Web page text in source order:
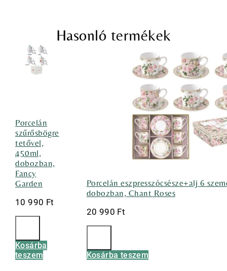
Hasonló termékek
Porcelán
szűrősbögre
tetővel,
450ml,
dobozban,
Fancy
Garden
10 990 Ft
Kosárba
teszem
Porcelán eszpresszócsésze+alj 6
dobozban, Chant Roses
20 990 Ft
Kosárba teszem